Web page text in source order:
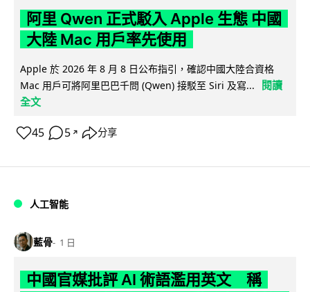
阿里 Qwen 正式駁入 Apple 生態 中國
大陸 Mac 用戶率先使用
Apple 於 2026 年 8 月 8 日公布指引，確認中國大陸合資格
Mac 用戶可將阿里巴巴千問 (Qwen) 接駁至 Siri 及寫...
閱讀
全文
45 5 ↗ 分享
人工智能
藍骨 1 日
中國官媒批評 AI 術語濫用英文 稱